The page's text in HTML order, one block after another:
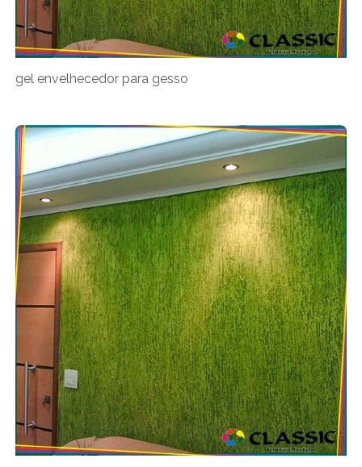
gel envelhecedor para gesso